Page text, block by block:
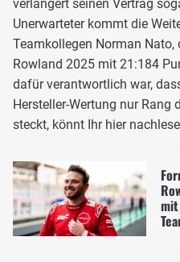
verlängert seinen Vertrag
Unerwarteter kommt die
Teamkollegen Norman Nato,
Rowland 2025 mit 21:184
dafür verantwortlich war,
Hersteller-Wertung nur Rang
steckt, könnt Ihr hier
mit